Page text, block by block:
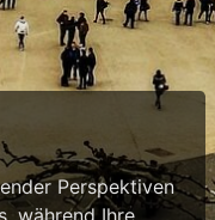
Perspektiven